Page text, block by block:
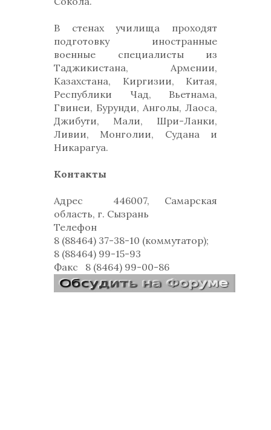
В стенах училища проходят
подготовку иностранные
военные специалисты из
Таджикистана, Армении,
Казахстана, Киргизии, Китая,
Республики Чад, Вьетнама,
Гвинеи, Бурунди, Анголы, Лаоса,
Джибути, Мали, Шри-Ланки,
Ливии, Монголии, Судана и
Никарагуа.
Контакты
Адрес
446007, Самарская
область, г. Сызрань
Телефон
8 (88464) 37-38-10 (коммутатор);
8 (88464) 99-15-93
Факс
8 (8464) 99-00-86